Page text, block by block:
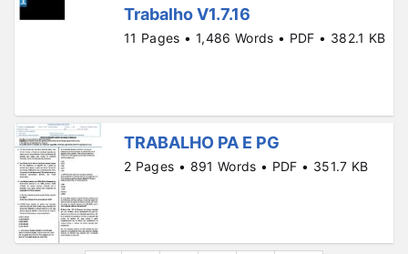
Trabalho V1.7.16
11 Pages • 1,486 Words • PDF • 382.1 KB
TRABALHO PA E PG
2 Pages • 891 Words • PDF • 351.7 KB